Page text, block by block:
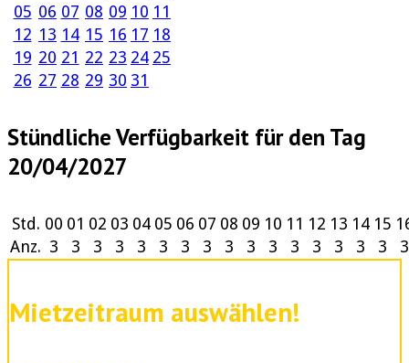
05 06 07 08 09 10 11
12 13 14 15 16 17 18
19 20 21 22 23 24 25
26 27 28 29 30 31
Stündliche Verfügbarkeit für den Tag
20/04/2027
Std. 00 01 02 03 04 05 06 07 08 09 10 11 12 13 14 15
Anz. 3 3 3 3 3 3 3 3 3 3 3 3 3 3 3 3 3
Mietzeitraum auswählen!